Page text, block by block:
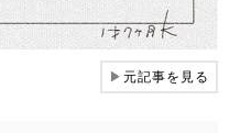
▶元記事を見る